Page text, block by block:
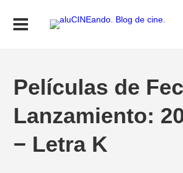
Películas de
Lanzamiento:
− Letra K